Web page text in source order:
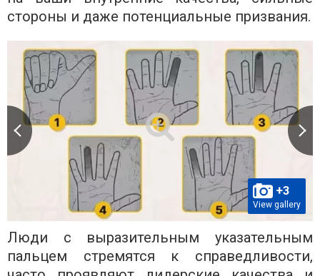
стороны и даже потенциальные призвания.
+3
View gallery
Люди с выразительным указательным
пальцем стремятся к справедливости,